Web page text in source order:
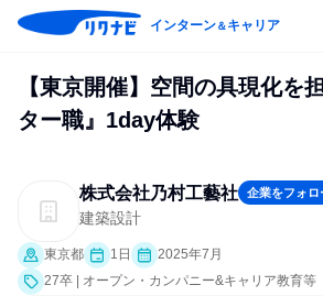
インターン＆キャリア
【東京開催】空間の具現化を
ター職』1day体験
株式会社乃村工藝社 企業をフォロ
建築設計
東京都 1日
2025年7月
27卒 | オープン・カンパニー&キャリア教育等